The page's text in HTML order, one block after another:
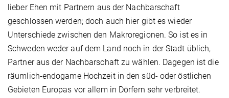
lieber Ehen mit Partnern aus der Nachbarschaft
geschlossen werden; doch auch hier gibt es wieder
Unterschiede zwischen den Makroregionen. So ist es in
Schweden weder auf dem Land noch in der Stadt üblich,
Partner aus der Nachbarschaft zu wählen. Dagegen ist die
räumlich-endogame Hochzeit in den süd- oder östlichen
Gebieten Europas vor allem in Dörfern sehr verbreitet.